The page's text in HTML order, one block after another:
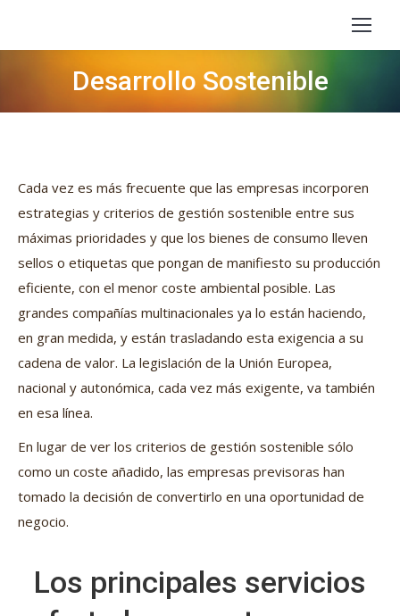
Desarrollo Sostenible
Estás aquí:
Cada vez es más frecuente que las empresas incorporen
estrategias y criterios de gestión sostenible entre sus
máximas prioridades y que los bienes de consumo lleven
sellos o etiquetas que pongan de manifiesto su producción
eficiente, con el menor coste ambiental posible. Las
grandes compañías multinacionales ya lo están haciendo,
en gran medida, y están trasladando esta exigencia a su
cadena de valor. La legislación de la Unión Europea,
nacional y autonómica, cada vez más exigente, va también
en esa línea.
En lugar de ver los criterios de gestión sostenible sólo
como un coste añadido, las empresas previsoras han
tomado la decisión de convertirlo en una oportunidad de
negocio.
Los principales servicios